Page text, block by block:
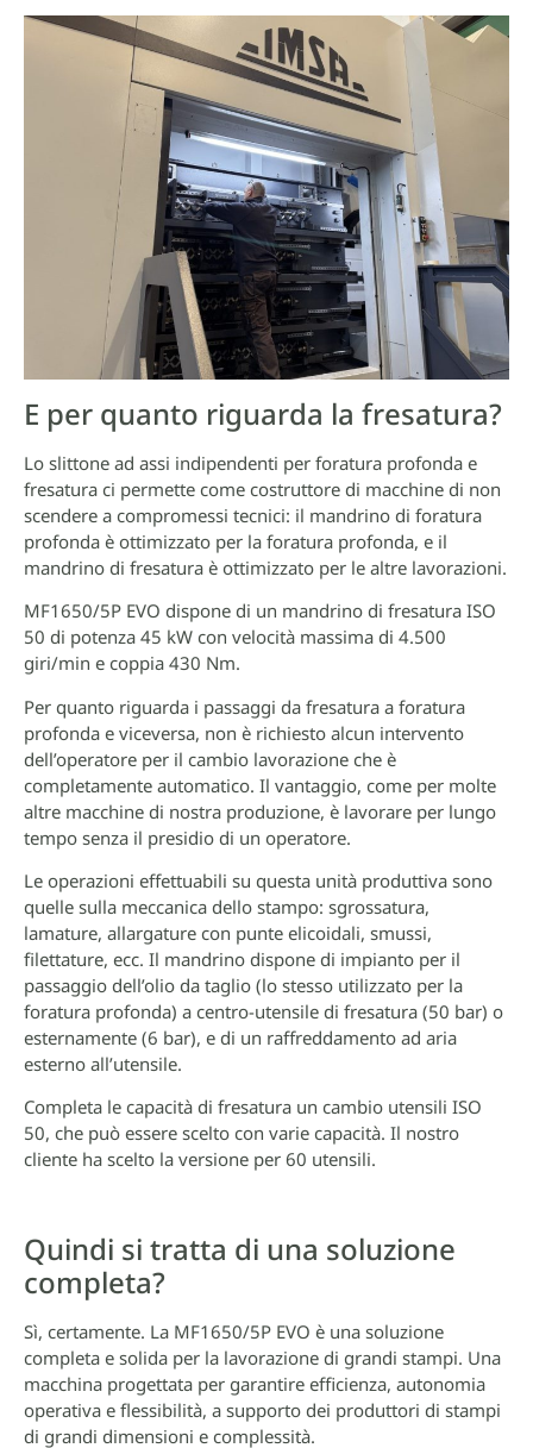
E per quanto riguarda la fresatura?
Lo slittone ad assi indipendenti per foratura profonda e
fresatura ci permette come costruttore di macchine di non
scendere a compromessi tecnici: il mandrino di foratura
profonda è ottimizzato per la foratura profonda, e il
mandrino di fresatura è ottimizzato per le altre lavorazioni.
MF1650/5P EVO dispone di un mandrino di fresatura ISO
50 di potenza 45 kW con velocità massima di 4.500
giri/min e coppia 430 Nm.
Per quanto riguarda i passaggi da fresatura a foratura
profonda e viceversa, non è richiesto alcun intervento
dell’operatore per il cambio lavorazione che è
completamente automatico. Il vantaggio, come per molte
altre macchine di nostra produzione, è lavorare per lungo
tempo senza il presidio di un operatore.
Le operazioni effettuabili su questa unità produttiva sono
quelle sulla meccanica dello stampo: sgrossatura,
lamature, allargature con punte elicoidali, smussi,
filettature, ecc. Il mandrino dispone di impianto per il
passaggio dell’olio da taglio (lo stesso utilizzato per la
foratura profonda) a centro-utensile di fresatura (50 bar) o
esternamente (6 bar), e di un raffreddamento ad aria
esterno all’utensile.
Completa le capacità di fresatura un cambio utensili ISO
50, che può essere scelto con varie capacità. Il nostro
cliente ha scelto la versione per 60 utensili.
Quindi si tratta di una soluzione
completa?
Sì, certamente. La MF1650/5P EVO è una soluzione
completa e solida per la lavorazione di grandi stampi. Una
macchina progettata per garantire efficienza, autonomia
operativa e flessibilità, a supporto dei produttori di stampi
di grandi dimensioni e complessità.